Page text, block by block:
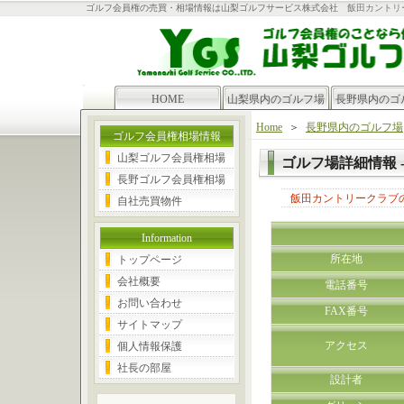
ゴルフ会員権の売買・相場情報は山梨ゴルフサービス株式会社 飯田カントリ
HOME 山梨県内のゴルフ場 長野県内のゴ
Home ＞ 長野県内のゴルフ場
ゴルフ場詳細情報
飯田カントリークラブ
所在地
電話番号
FAX番号
アクセス
設計者
ゴルフ会員権相場情報
山梨ゴルフ会員権相場
長野ゴルフ会員権相場
自社売買物件
Information
トップページ
会社概要
お問い合わせ
サイトマップ
個人情報保護
社長の部屋